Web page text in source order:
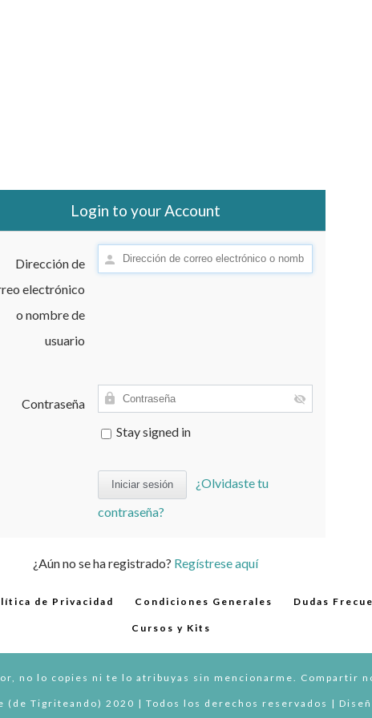
Login to your Account
Dirección de
electrónico
o nombre de
usuario
Contraseña
Stay signed in
¿Olvidaste tu
contraseña?
¿Aún no se ha registrado? Regístrese aquí
de Privacidad Condiciones Generales Dudas
Cursos y Kits
no lo copies ni te lo atribuyas sin mencionarme. Compartir
(de Tigriteando) 2020 | Todos los derechos reservados |